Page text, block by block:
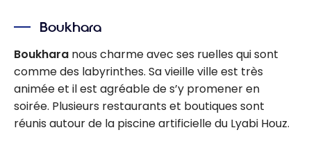
Boukhara
Boukhara nous charme avec ses ruelles qui sont
comme des labyrinthes. Sa vieille ville est très
animée et il est agréable de s’y promener en
soirée. Plusieurs restaurants et boutiques sont
réunis autour de la piscine artificielle du Lyabi Houz.